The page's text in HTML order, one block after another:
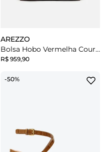
AREZZO
Bolsa Hobo Vermelha Couro Ísis Grande
R$ 959,90
-50%